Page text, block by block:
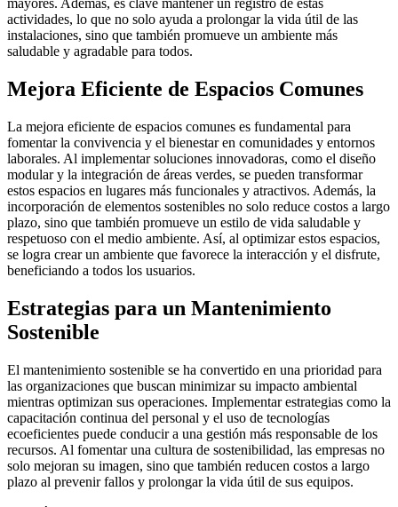
mayores. Además, es clave mantener un registro de estas
actividades, lo que no solo ayuda a prolongar la vida útil de las
instalaciones, sino que también promueve un ambiente más
saludable y agradable para todos.
Mejora Eficiente de Espacios Comunes
La mejora eficiente de espacios comunes es fundamental para
fomentar la convivencia y el bienestar en comunidades y entornos
laborales. Al implementar soluciones innovadoras, como el diseño
modular y la integración de áreas verdes, se pueden transformar
estos espacios en lugares más funcionales y atractivos. Además, la
incorporación de elementos sostenibles no solo reduce costos a largo
plazo, sino que también promueve un estilo de vida saludable y
respetuoso con el medio ambiente. Así, al optimizar estos espacios,
se logra crear un ambiente que favorece la interacción y el disfrute,
beneficiando a todos los usuarios.
Estrategias para un Mantenimiento
Sostenible
El mantenimiento sostenible se ha convertido en una prioridad para
las organizaciones que buscan minimizar su impacto ambiental
mientras optimizan sus operaciones. Implementar estrategias como la
capacitación continua del personal y el uso de tecnologías
ecoeficientes puede conducir a una gestión más responsable de los
recursos. Al fomentar una cultura de sostenibilidad, las empresas no
solo mejoran su imagen, sino que también reducen costos a largo
plazo al prevenir fallos y prolongar la vida útil de sus equipos.